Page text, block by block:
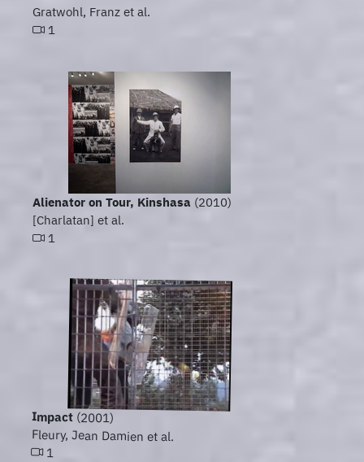
Gratwohl, Franz et al.
1
Alienator on Tour, Kinshasa (2010)
[Charlatan] et al.
1
Impact(2001)
Fleury, Jean Damien et al.
1